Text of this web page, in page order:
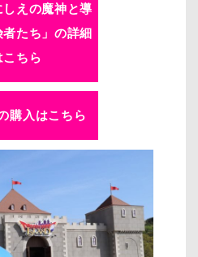
えの魔神と導
たち 」の詳細
こちら
購入はこちら